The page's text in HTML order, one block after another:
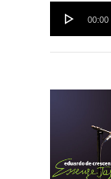
Audio
Player
00:00